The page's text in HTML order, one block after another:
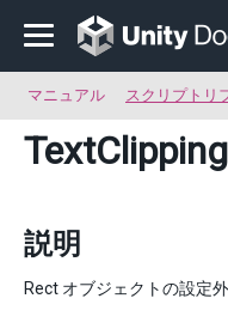
マニュアル スクリプトリ
TextClipping
説明
Rect オブジェクトの設定